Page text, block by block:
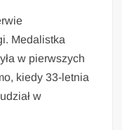
Medalistka
w pierwszych
kiedy 33-letnia
w